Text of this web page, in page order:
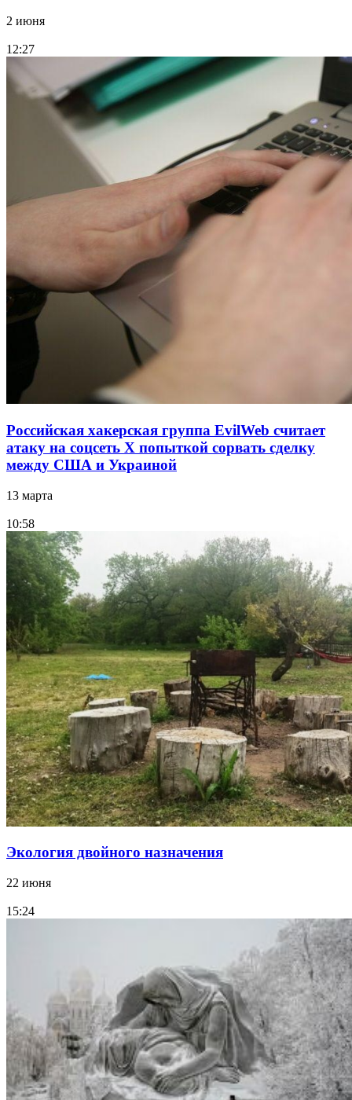
2 июня
12:27
Российская хакерская группа EvilWeb считает
атаку на соцсеть Х попыткой сорвать сделку
между США и Украиной
13 марта
10:58
Экология двойного назначения
22 июня
15:24